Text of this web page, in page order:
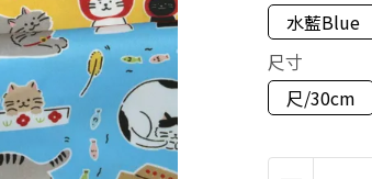
水藍Blue
尺寸
尺/30cm